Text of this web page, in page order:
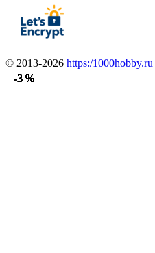
-3 %
-3 %
-3 %
-3 %
-3 %
-3 %
-3 %
-3 %
-3 %
-3 %
-3 %
-3 %
© 2013-2026 https:/1000hobby.ru